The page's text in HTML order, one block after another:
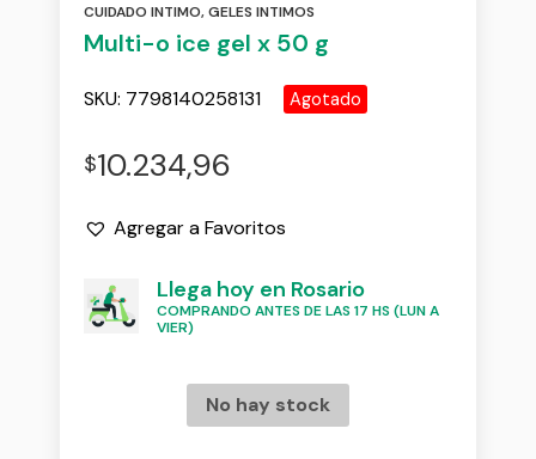
CUIDADO INTIMO,GELES INTIMOS
Multi-o ice gel x 50 g
SKU: 7798140258131 Agotado
$10.234,96
Agregar a Favoritos
Llega hoy en Rosario
COMPRANDO ANTES DE LAS 17 HS (LUN A
VIER)
No hay stock